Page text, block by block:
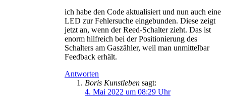
ich habe den Code aktualisiert und nun auch eine
LED zur Fehlersuche eingebunden. Diese zeigt
jetzt an, wenn der Reed-Schalter zieht. Das ist
enorm hilfreich bei der Positionierung des
Schalters am Gaszähler, weil man unmittelbar
Feedback erhält.
Antworten
Boris Kunstleben sagt:
4. Mai 2022 um 08:29 Uhr